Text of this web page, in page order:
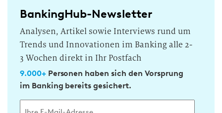
BankingHub-Newsletter
Analysen, Artikel sowie Interviews rund um
Trends und Innovationen im Banking alle 2-
3 Wochen direkt in Ihr Postfach
9.000+Personen haben sich den Vorsprung
im Banking bereits gesichert.